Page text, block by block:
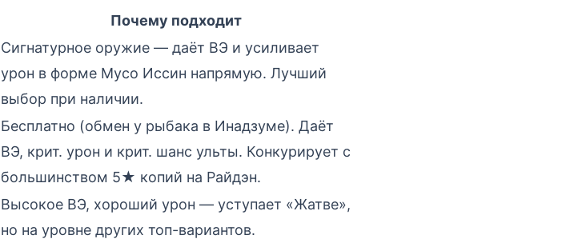
Почему подходит
Сигнатурное оружие — даёт ВЭ и усиливает
урон в форме Мусо Иссин напрямую. Лучший
выбор при наличии.
Бесплатно (обмен у рыбака в Инадзуме). Даёт
ВЭ, крит. урон и крит. шанс ульты. Конкурирует с
большинством 5★ копий на Райдэн.
Высокое ВЭ, хороший урон — уступает «Жатве»,
но на уровне других топ-вариантов.